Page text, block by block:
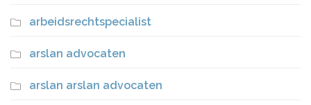
arbeidsrechtspecialist
arslan advocaten
arslan arslan advocaten